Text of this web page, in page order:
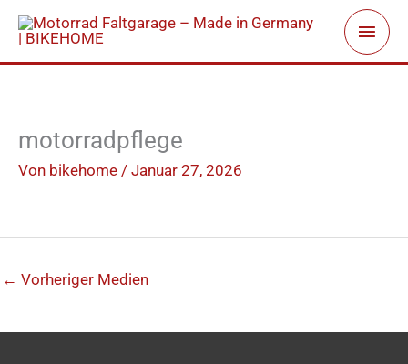
Zum
Inhalt
springen
motorradpflege
Von bikehome / Januar 27, 2026
← Vorheriger Medien